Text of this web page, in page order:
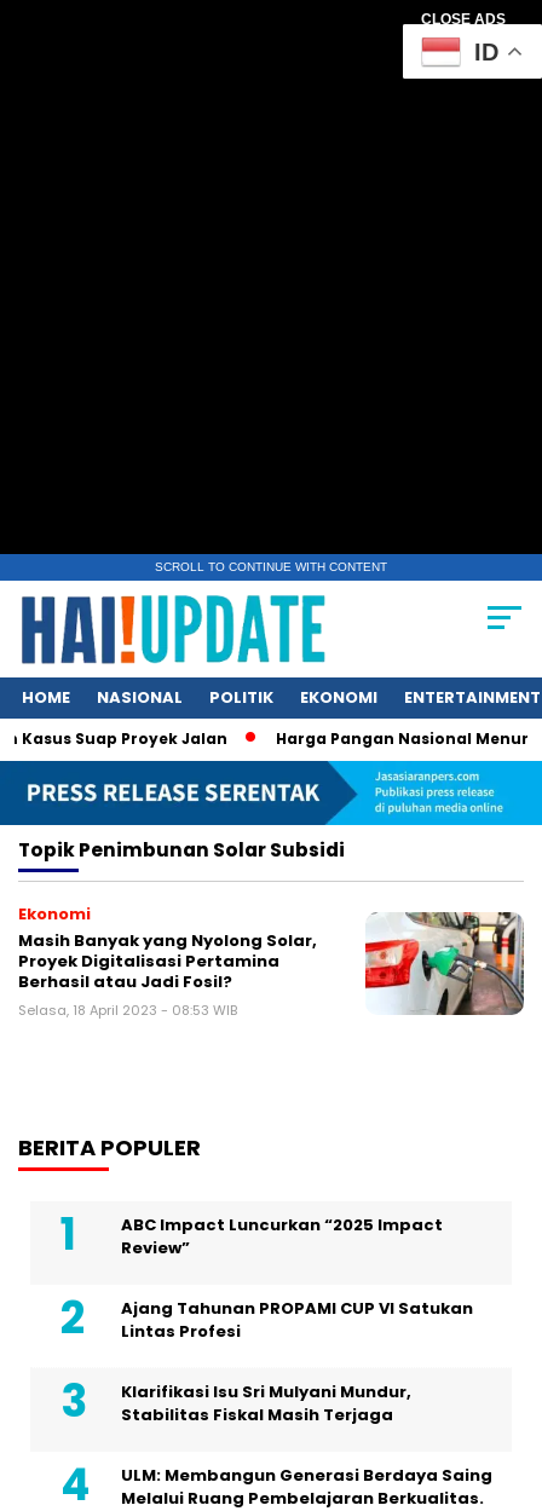
CLOSE ADS
SCROLL TO CONTINUE WITH CONTENT
HOME NASIONAL POLITIK EKONOMI ENTERTAINMENT
Suap Proyek Jalan Harga Pangan Nasional Menurun,
TopikPenimbunan Solar Subsidi
Ekonomi
Masih Banyak yang Nyolong Solar,
Proyek Digitalisasi Pertamina
Berhasil atau Jadi Fosil?
Selasa, 18 April 2023 - 08:53 WIB
BERITA POPULER
ABC Impact Luncurkan “2025 Impact
Review”
Ajang Tahunan PROPAMI CUP VI Satukan
Lintas Profesi
Klarifikasi Isu Sri Mulyani Mundur,
Stabilitas Fiskal Masih Terjaga
ULM: Membangun Generasi Berdaya Saing
Melalui Ruang Pembelajaran Berkualitas.
ID